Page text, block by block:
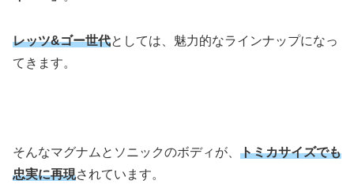
レッツ&ゴー世代としては、魅力的なラインナップになっ
てきます。
そんなマグナムとソニックのボディが、 トミカサイズでも
忠実に再現されています。